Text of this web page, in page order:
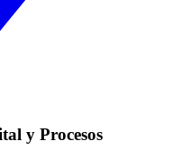
y Procesos